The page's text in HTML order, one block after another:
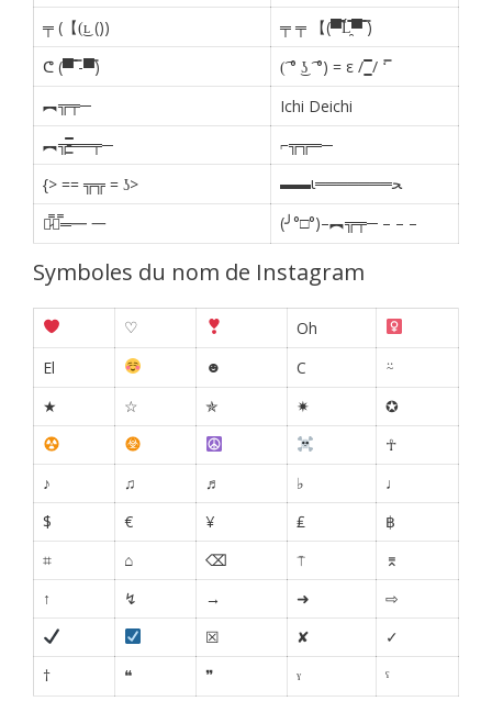
╤ (【(͜ʟ ())
╤ ╤ 【(▀̿̿Ĺ̯̿̿▀̿ ̿)
ᕦ (▀̿ ̿-▀̿)
(͡ ° ͜ʖ ͡ °) = ε / ͇͇̿̿̿̿ / ‘̿
︻╦╤─
Ichi Deichi
︻╦̵̵͇̿̿̿̿══╤─
⌐╦╦═─
{> == ╦╦ = ʖ>
▬▬ι═══════ﺤ
【̷̿┻̿═━ 一
(╯°□°)–︻╦╤─ – – –
Symboles du nom de Instagram
♡
Oh
El
☻ C
⍨
★
☆ ✯ ✷
✪
☥
♪
♫ ♬ ♭
♩
$
€ ¥ ₤
฿
⌗
⌂ ⌫ ⍑
⌆
↑
↯ → ➜
⇨
☒
✘
✓
†
❝ ❞ ˠ ˤ